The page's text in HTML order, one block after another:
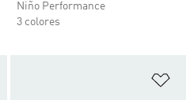
Niño Performance
3 colores